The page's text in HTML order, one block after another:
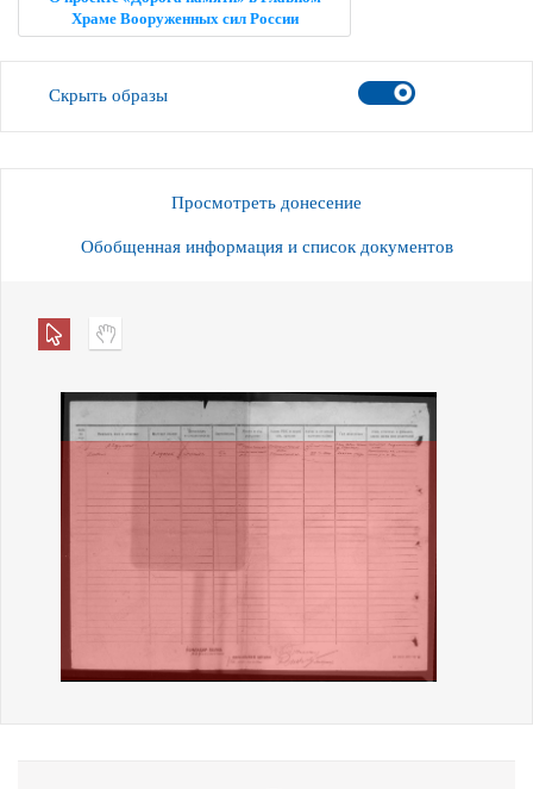
Храме Вооруженных сил России
Скрыть образы
Просмотреть донесение
Обобщенная информация и список документов